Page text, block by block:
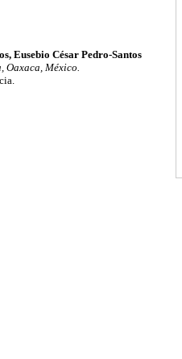
Eusebio César Pedro-Santos
Oaxaca, México.